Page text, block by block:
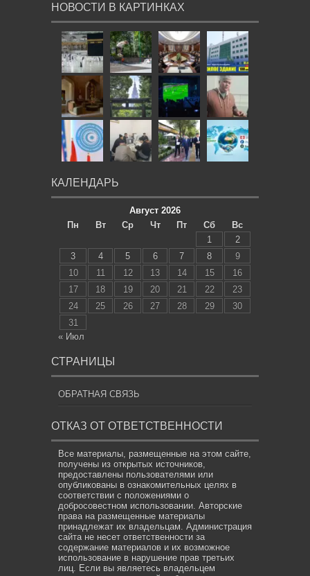
НОВОСТИ В КАРТИНКАХ
КАЛЕНДАРЬ
Август 2026
Пн
Вт Ср Чт Пт Сб
Вс
1
2
3
4 5 6 7 8
9
10
11 12 13 14 15
16
17
18 19 20 21 22
23
24
25 26 27 28 29
30
31
« Июл
СТРАНИЦЫ
ОБРАТНАЯ СВЯЗЬ
ОТКАЗ ОТ ОТВЕТСТВЕННОСТИ
Все материалы, размещенные на этом сайте,
получены из открытых источников,
предоставлены пользователями или
опубликованы в ознакомительных целях в
соответствии с положениями о
добросовестном использовании. Авторские
права на размещенные материалы
принадлежат их владельцам. Администрация
сайта не несет ответственности за
содержание материалов и их возможное
использование в нарушение прав третьих
лиц. Если вы являетесь владельцем